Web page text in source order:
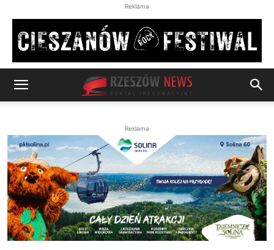
Reklama
Reklama